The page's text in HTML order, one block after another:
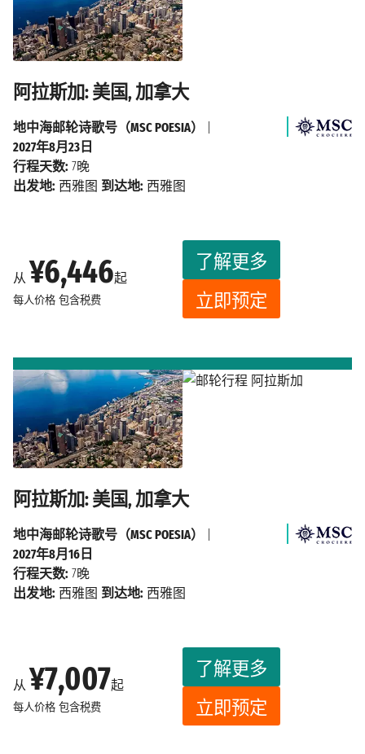
阿拉斯加: 美国, 加拿大
从 ¥6,446起
每人价格 包含税费
了解更多
立即预定
地中海邮轮诗歌号（MSC POESIA）
2027年8月23日
行程天数: 7晚
出发地: 西雅图 到达地: 西雅图
阿拉斯加: 美国, 加拿大
从 ¥7,007起
每人价格 包含税费
了解更多
立即预定
地中海邮轮诗歌号（MSC POESIA）
2027年8月16日
行程天数: 7晚
出发地: 西雅图 到达地: 西雅图